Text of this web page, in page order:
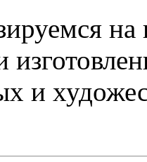
на
и